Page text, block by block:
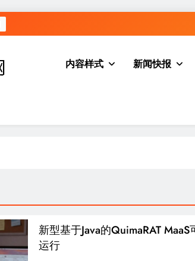
内容样式 新闻快报
新型基于Java的QuimaRAT
运行